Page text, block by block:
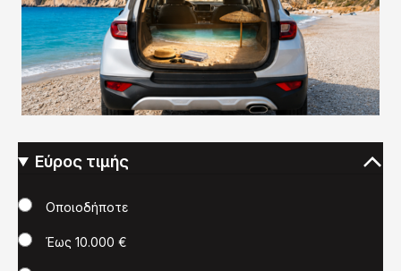
Εύρος τιμής
ΤιμήΟποιοδήποτε
Έως 10.000 €